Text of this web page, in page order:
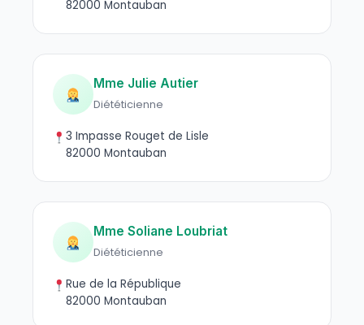
82000 Montauban
Mme Julie Autier
Diététicienne
3 Impasse Rouget de Lisle
82000 Montauban
Mme Soliane Loubriat
Diététicienne
Rue de la République
82000 Montauban